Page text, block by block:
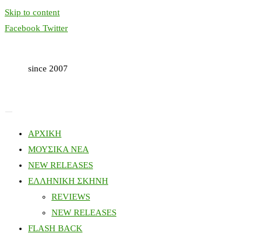
Skip to content
Facebook Twitter
since 2007
ΑΡΧΙΚΗ
ΜΟΥΣΙΚΑ ΝΕΑ
NEW RELEASES
ΕΛΛΗΝΙΚΗ ΣΚΗΝΗ
REVIEWS
NEW RELEASES
FLASH BACK